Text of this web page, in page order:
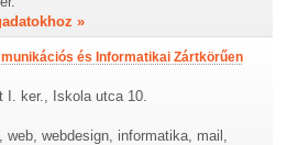
»
és Informatikai Zártkörűen
I. ker., Iskola utca 10.
web, webdesign, informatika, mail,